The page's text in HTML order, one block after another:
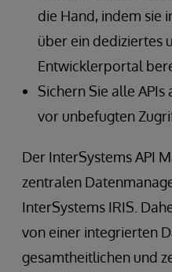
die Hand, indem sie
über ein dediziertes
Entwicklerportal
Sichern Sie alle
vor unbefugten
Der InterSystems API
zentralen
InterSystems IRIS.
von einer integrierten
gesamtheitlichen und